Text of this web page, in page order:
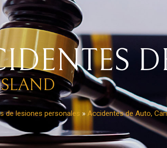
de lesiones personales » Accidentes de Auto,